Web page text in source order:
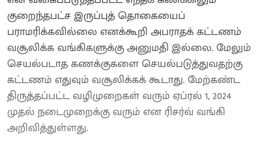
குறைந்தபட்ச இருப்புத் தொகையைப்
பராமரிக்கவில்லை எனக்கூறி அபராதக் கட்டணம்
வசூலிக்க வங்கிகளுக்கு அனுமதி இல்லை. மேலும்
செயல்படாத கணக்குகளை செயல்படுத்துவதற்கு
கட்டணம் எதுவும் வசூலிக்கக் கூடாது. மேற்கண்ட
திருத்தப்பட்ட வழிமுறைகள் வரும் ஏப்ரல் 1, 2024
முதல் நடைமுறைக்கு வரும் என ரிசர்வ் வங்கி
அறிவித்துள்ளது.